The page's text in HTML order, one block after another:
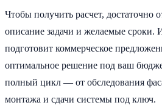
Чтобы получить расчет, достаточно
описание задачи и желаемые сроки.
подготовит коммерческое
оптимальное решение под ваш
полный цикл — от обследования
монтажа и сдачи системы под ключ.